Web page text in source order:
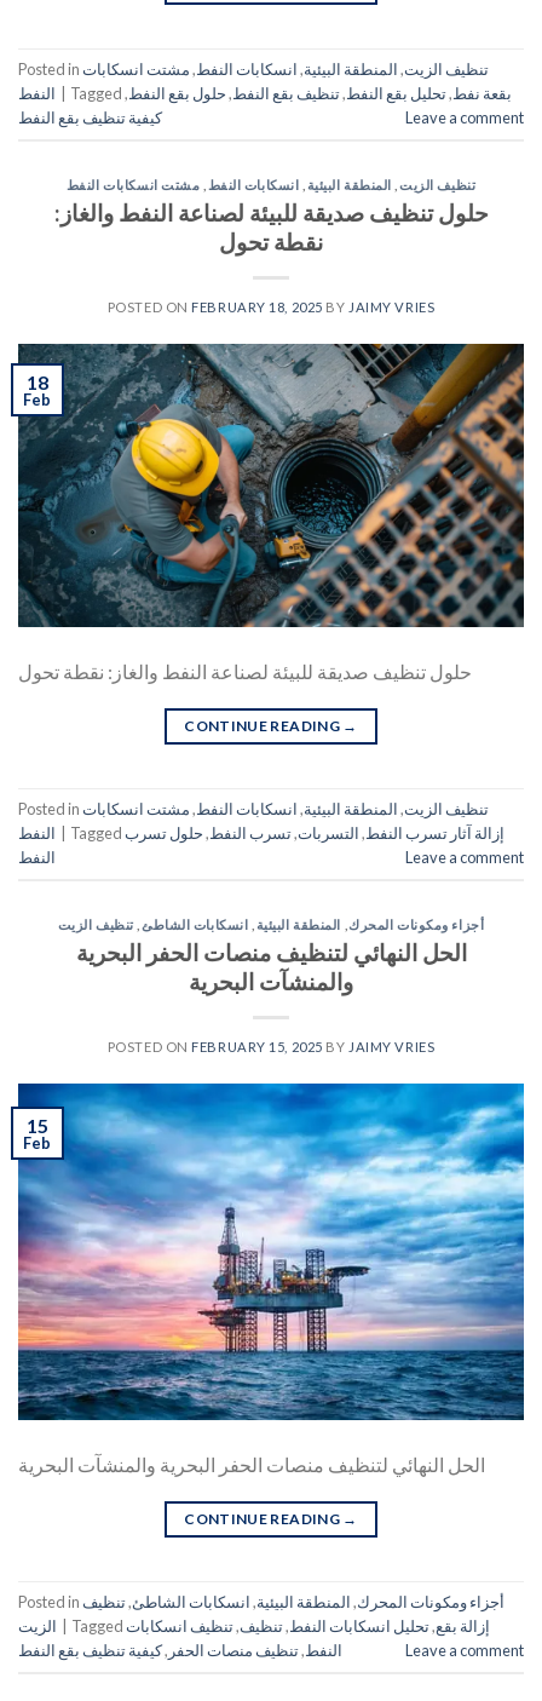
Posted in تنظيف الزيت,المنطقة البيئية,انسكابات النفط,مشتت انسكابات
النفط
Tagged بقعة نفط,تحليل بقع النفط,تنظيف بقع النفط,حلول بقع النفط,
كيفية تنظيف بقع النفط
Leave a comment
تنظيف الزيت, المنطقة البيئية انسكابات النفط مشتت انسكابات النفط
حلول تنظيف صديقة للبيئة لصناعة النفط والغاز:
نقطة تحول
POSTED ON FEBRUARY 18, 2025 BY JAIMY VRIES
18
Feb
حلول تنظيف صديقة للبيئة لصناعة النفط والغاز: نقطة تحول
CONTINUE READING →
Posted in تنظيف الزيت,المنطقة البيئية,انسكابات النفط,مشتت انسكابات
النفط
Tagged إزالة آثار تسرب النفط,التسربات,تسرب النفط,حلول تسرب
النفط
Leave a comment
أجزاء ومكونات المحرك, المنطقة البيئية انسكابات الشاطئ, تنظيف الزيت
الحل النهائي لتنظيف منصات الحفر البحرية
والمنشآت البحرية
POSTED ON FEBRUARY 15, 2025 BY JAIMY VRIES
15
Feb
الحل النهائي لتنظيف منصات الحفر البحرية والمنشآت البحرية
CONTINUE READING →
Posted in أجزاء ومكونات المحرك,المنطقة البيئية,انسكابات الشاطئ,تنظيف
الزيت
Tagged إزالة بقع,تحليل انسكابات النفط,تنظيف,تنظيف انسكابات
النفط,تنظيف منصات الحفر ,كيفية تنظيف بقع النفط Leave a comment